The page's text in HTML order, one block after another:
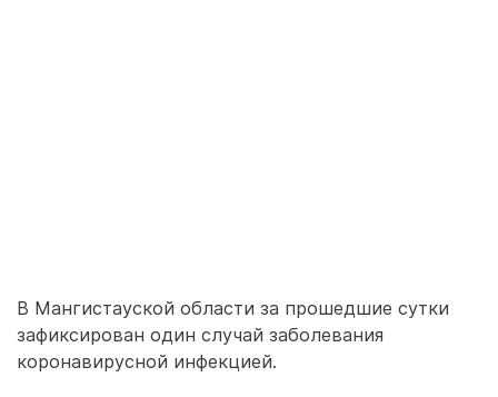
В Мангистауской области за прошедшие сутки
зафиксирован один случай заболевания
коронавирусной инфекцией.